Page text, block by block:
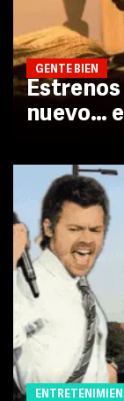
GENTE BIEN
Estrenos
nuevo…